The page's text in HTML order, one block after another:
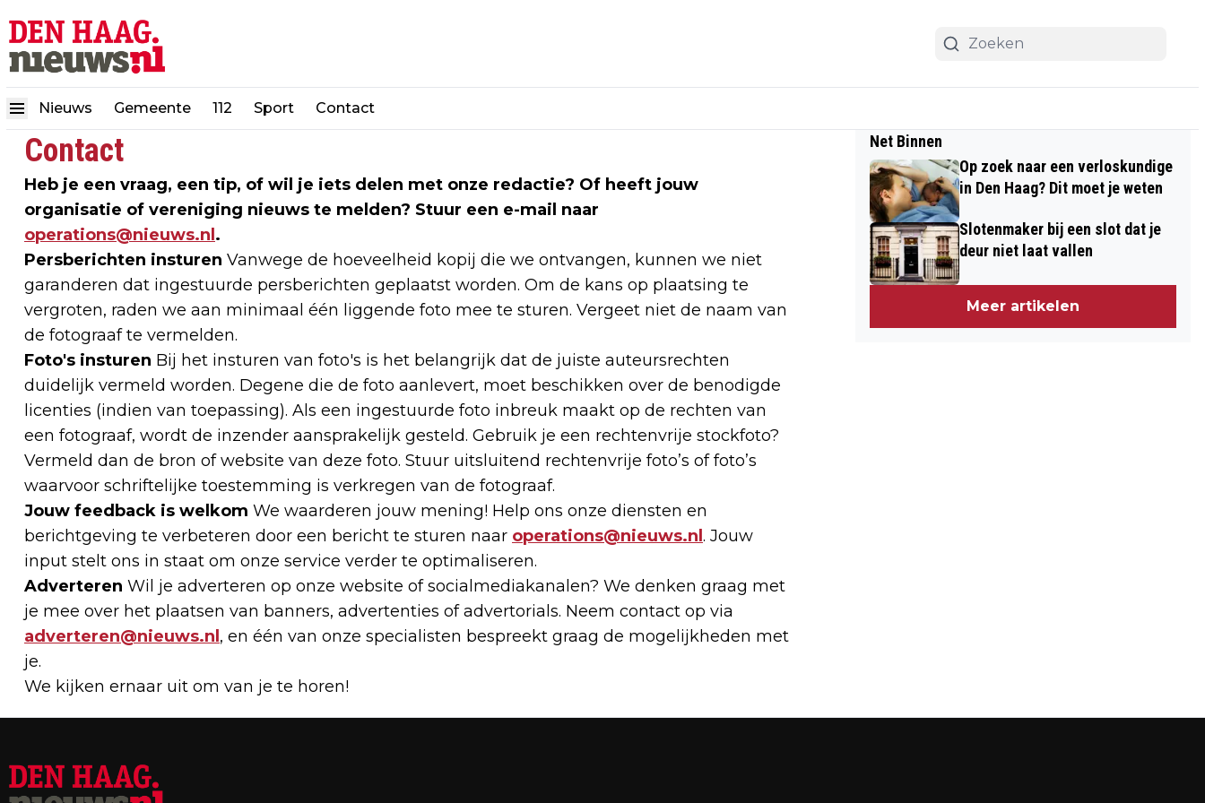
Nieuws Gemeente 112 Sport Contact
Contact
Heb je een vraag, een tip, of wil je iets delen met onze redactie? Of heeft jouw
organisatie of vereniging nieuws te melden? Stuur een e-mail naar
operations@nieuws.nl .
Persberichten insturen Vanwege de hoeveelheid kopij die we ontvangen, kunnen we niet
garanderen dat ingestuurde persberichten geplaatst worden. Om de kans op plaatsing te
vergroten, raden we aan minimaal één liggende foto mee te sturen. Vergeet niet de naam van
de fotograaf te vermelden.
Foto's insturen Bij het insturen van foto's is het belangrijk dat de juiste auteursrechten
duidelijk vermeld worden. Degene die de foto aanlevert, moet beschikken over de benodigde
licenties (indien van toepassing). Als een ingestuurde foto inbreuk maakt op de rechten van
een fotograaf, wordt de inzender aansprakelijk gesteld. Gebruik je een rechtenvrije stockfoto?
Vermeld dan de bron of website van deze foto. Stuur uitsluitend rechtenvrije foto’s of foto’s
waarvoor schriftelijke toestemming is verkregen van de fotograaf.
Jouw feedback is welkom We waarderen jouw mening! Help ons onze diensten en
berichtgeving te verbeteren door een bericht te sturen naar operations@nieuws.nl . Jouw
input stelt ons in staat om onze service verder te optimaliseren.
Adverteren Wil je adverteren op onze website of socialmediakanalen? We denken graag met
je mee over het plaatsen van banners, advertenties of advertorials. Neem contact op via
adverteren@nieuws.nl , en één van onze specialisten bespreekt graag de mogelijkheden met
je.
We kijken ernaar uit om van je te horen!
Net Binnen
Op zoek naar een verloskundige
in Den Haag? Dit moet je weten
Slotenmaker bij een slot dat je
deur niet laat vallen
Meer artikelen